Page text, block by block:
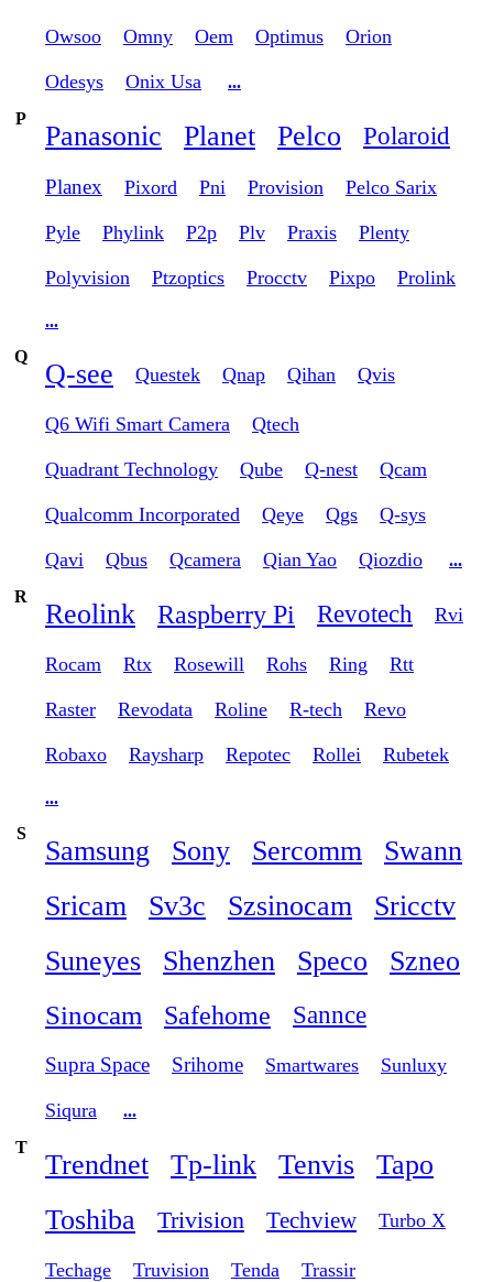
Owsoo Omny Oem Optimus Orion
Odesys Onix Usa
...
P
Panasonic Planet Pelco Polaroid
Planex Pixord Pni Provision Pelco Sarix
Pyle Phylink P2p Plv Praxis Plenty
Polyvision Ptzoptics Procctv Pixpo Prolink
...
Q
Q-see Questek Qnap Qihan Qvis
Q6 Wifi Smart Camera Qtech
Quadrant Technology Qube Q-nest Qcam
Qualcomm Incorporated Qeye Qgs Q-sys
Qavi Qbus Qcamera Qian Yao Qiozdio
...
R
Reolink Raspberry Pi Revotech Rvi
Rocam Rtx Rosewill Rohs Ring Rtt
Raster Revodata Roline R-tech Revo
Robaxo Raysharp Repotec Rollei Rubetek
...
S
Samsung Sony Sercomm
Swann
Sricam
Sv3c Szsinocam
Sricctv
Suneyes
Shenzhen Speco Szneo
Sinocam Safehome Sannce
Supra Space Srihome Smartwares Sunluxy
Siqura
...
T
Trendnet Tp-link Tenvis
Tapo
Toshiba
Trivision Techview Turbo X
Techage Truvision Tenda Trassir